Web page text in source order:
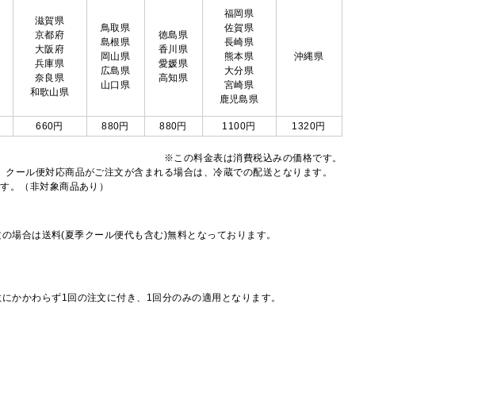
滋賀県
京都府
大阪府
兵庫県
奈良県
和歌山県
鳥取県
島根県
岡山県
広島県
山口県
徳島県
香川県
愛媛県
高知県
福岡県
佐賀県
長崎県
熊本県
大分県
宮崎県
鹿児島県
沖縄県
660円 880円 880円 1100円 1320円
※この料金表は消費税込みの価格です。
ル便対応商品がご注文が含まれる場合は、冷蔵での配送となります。
。（非対象商品あり）
場合は送料(夏季クール便代も含む)無料となっております。
かかわらず1回の注文に付き、1回分のみの適用となります。